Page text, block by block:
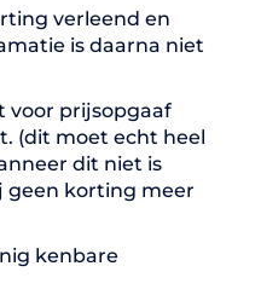
verleend en
is daarna niet
voor prijsopgaaf
(dit moet echt heel
dit niet is
geen korting meer
kenbare